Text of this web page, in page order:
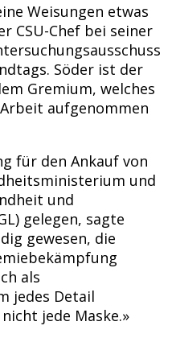
Weisungen etwas
CSU-Chef bei seiner
Söder ist der
Gremium, welches
aufgenommen
für den Ankauf von
und
und
gelegen, sagte
gewesen, die
als
jedes Detail
jede Maske.»